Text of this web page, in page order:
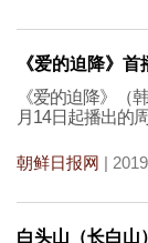
《爱的迫降》
《爱的迫降》（
月14日起播出的
朝鲜日报网 |
白头山（长白山